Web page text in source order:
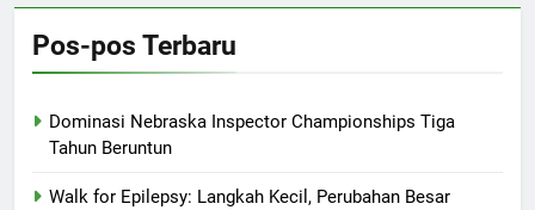
Pos-pos Terbaru
Dominasi Nebraska Inspector Championships Tiga
Tahun Beruntun
Walk for Epilepsy: Langkah Kecil, Perubahan Besar